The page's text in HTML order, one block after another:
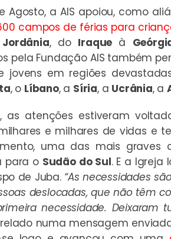
Agosto, a AIS apoiou, como
campos de férias para
Jordânia, do Iraque à
pela Fundação AIS também
jovens em regiões
, o Líbano, a Síria, a Ucrânia, a
as atenções estiveram
e milhares de vidas e
uma das mais graves
para o Sudão do Sul. E a Igreja
de Juba. “As necessidades
deslocadas, que não têm
necessidade. Deixaram
numa mensagem